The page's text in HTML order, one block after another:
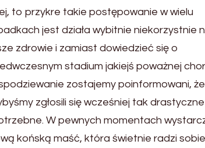
to przykre takie postępowanie w wielu
jest działa wybitnie niekorzystnie
zdrowie i zamiast dowiedzieć się o
stadium jakiejś poważnej
zostajemy poinformowani, że
zgłosili się wcześniej tak drastyczne
W pewnych momentach
końską maść, która świetnie radzi